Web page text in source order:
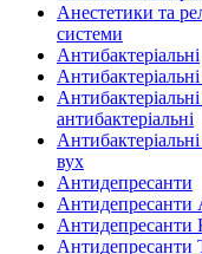
Анестетики та
системи
Антибактеріальні
антибактеріальні
вух
Антидепресанти
Антидепресанти
Антидепресанти
Антидепресанти